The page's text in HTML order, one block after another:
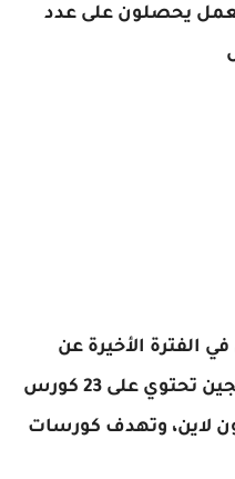
يحصلون على عدد
الفترة الأخيرة عن
تنظيم مُبادرة للطلاب والخريجين تحتوي على 23 كورس
لاين، وتهدف كورسات